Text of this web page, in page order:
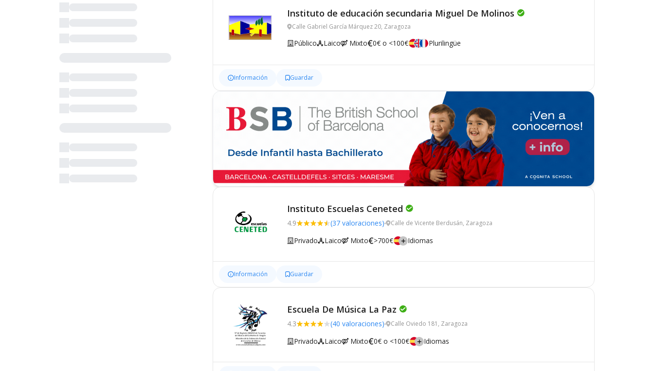
Instituto de educación secundaria Miguel De Molinos
Calle Gabriel García Márquez 20, Zaragoza
Público Laico Mixto 0€ o <100€ Plurilingüe
Información Guardar
Instituto Escuelas Ceneted
4.9 (37 valoraciones) Calle de Vicente Berdusán, Zaragoza
Privado Laico Mixto >700€ Idiomas
Información Guardar
Escuela De Música La Paz
4.3 (40 valoraciones) Calle Oviedo 181, Zaragoza
Privado Laico Mixto 0€ o <100€ Idiomas